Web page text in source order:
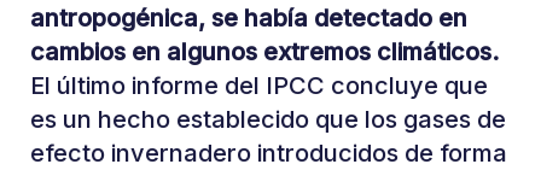
antropogénica, se había detectado en
cambios en algunos extremos climáticos.
El último informe del IPCC concluye que
es un hecho establecido que los gases de
efecto invernadero introducidos de forma